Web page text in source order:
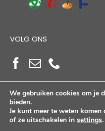
VOLG ONS
Copyright
We gebruiken cookies om je
bieden.
Je kunt meer te weten
of ze uitschakelen in settings.